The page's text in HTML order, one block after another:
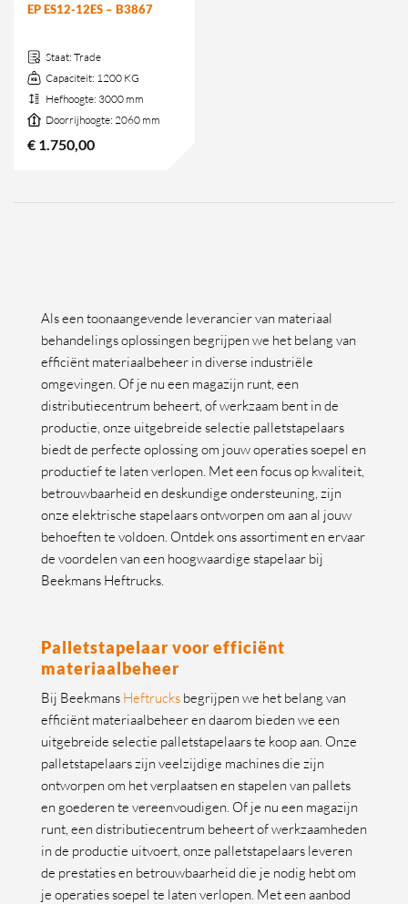
EP ES12-12ES – B3867
Staat: Trade
Capaciteit: 1200 KG
Hefhoogte: 3000 mm
Doorrijhoogte: 2060 mm
€ 1.750,00
Als een toonaangevende leverancier van materiaal
behandelings oplossingen begrijpen we het belang van
efficiënt materiaalbeheer in diverse industriële
omgevingen. Of je nu een magazijn runt, een
distributiecentrum beheert, of werkzaam bent in de
productie, onze uitgebreide selectie palletstapelaars
biedt de perfecte oplossing om jouw operaties soepel en
productief te laten verlopen. Met een focus op kwaliteit,
betrouwbaarheid en deskundige ondersteuning, zijn
onze elektrische stapelaars ontworpen om aan al jouw
behoeften te voldoen. Ontdek ons assortiment en ervaar
de voordelen van een hoogwaardige stapelaar bij
Beekmans Heftrucks.
Palletstapelaar voor efficiënt
materiaalbeheer
Bij Beekmans Heftrucks begrijpen we het belang van
efficiënt materiaalbeheer en daarom bieden we een
uitgebreide selectie palletstapelaars te koop aan. Onze
palletstapelaars zijn veelzijdige machines die zijn
ontworpen om het verplaatsen en stapelen van pallets
en goederen te vereenvoudigen. Of je nu een magazijn
runt, een distributiecentrum beheert of werkzaamheden
in de productie uitvoert, onze palletstapelaars leveren
de prestaties en betrouwbaarheid die je nodig hebt om
je operaties soepel te laten verlopen. Met een aanbod